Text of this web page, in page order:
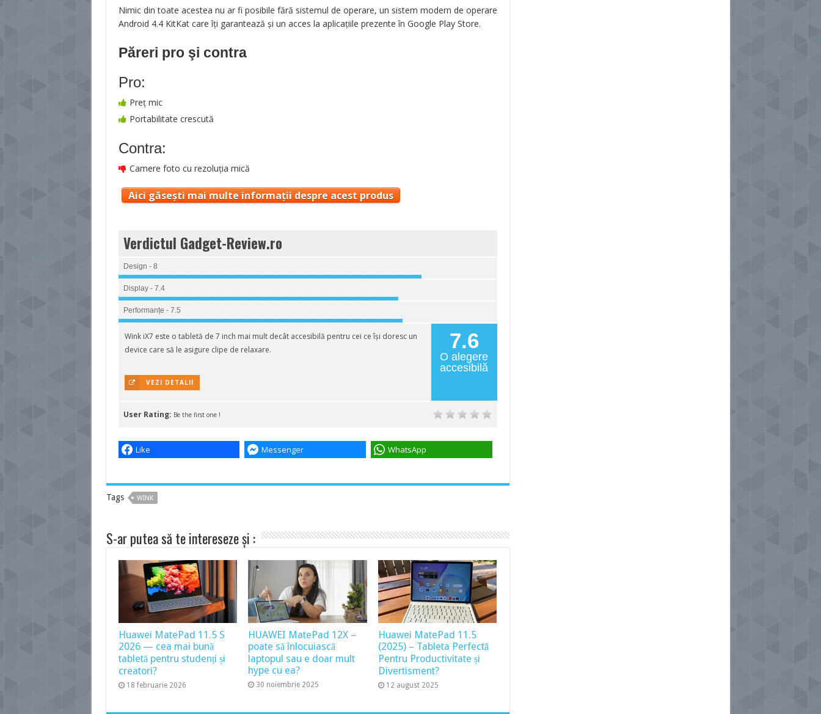
Nimic din toate acestea nu ar fi posibile fără sistemul de operare, un sistem modern de operare
Android 4.4 KitKat care îţi garantează şi un acces la aplicaţiile prezente în Google Play Store.
Păreri pro şi contra
Pro:
Preţ mic
Portabilitate crescută
Contra:
Camere foto cu rezoluţia mică
Aici găsești mai multe informații despre acest produs
Verdictul Gadget-Review.ro
Design - 8
Display - 7.4
Performanțe - 7.5
7.6
O alegere
accesibilă
Wink iX7 este o tabletă de 7 inch mai mult decât accesibilă pentru cei ce își doresc un
device care să le asigure clipe de relaxare.
VEZI DETALII
User Rating: Be the first one !
Like Messenger WhatsApp
Tags WINK
S-ar putea să te intereseze și :
Huawei MatePad 11.5 S
2026 — cea mai bună
tabletă pentru studenți și
creatori?
18 februarie 2026
HUAWEI MatePad 12X –
poate să înlocuiască
laptopul sau e doar mult
hype cu ea?
30 noiembrie 2025
Huawei MatePad 11.5
(2025) – Tableta Perfectă
Pentru Productivitate și
Divertisment?
12 august 2025